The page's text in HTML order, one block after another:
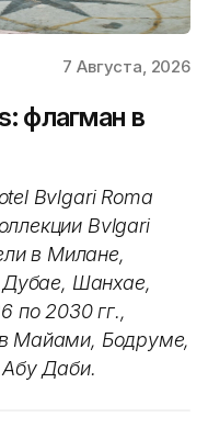
7 Августа, 2026
флагман в
Bvlgari Roma
Bvlgari
в Милане,
Дубае, Шанхае,
по 2030 гг.,
Майами, Бодруме,
Даби.